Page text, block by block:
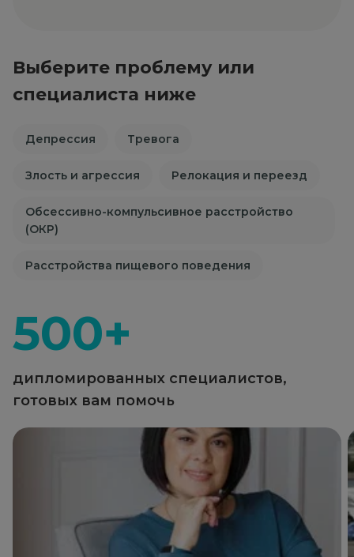
Выберите проблему или
специалиста ниже
Депрессия Тревога
Злость и агрессия Релокация и переезд
Обсессивно-компульсивное расстройство
(ОКР)
Расстройства пищевого поведения
500+
дипломированных специалистов,
готовых вам помочь